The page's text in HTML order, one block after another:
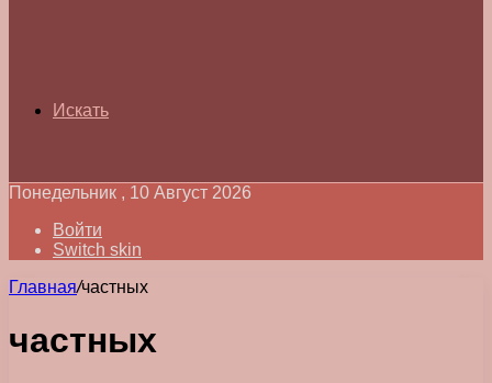
Искать
Понедельник , 10 Август 2026
Войти
Switch skin
Главная/частных
частных